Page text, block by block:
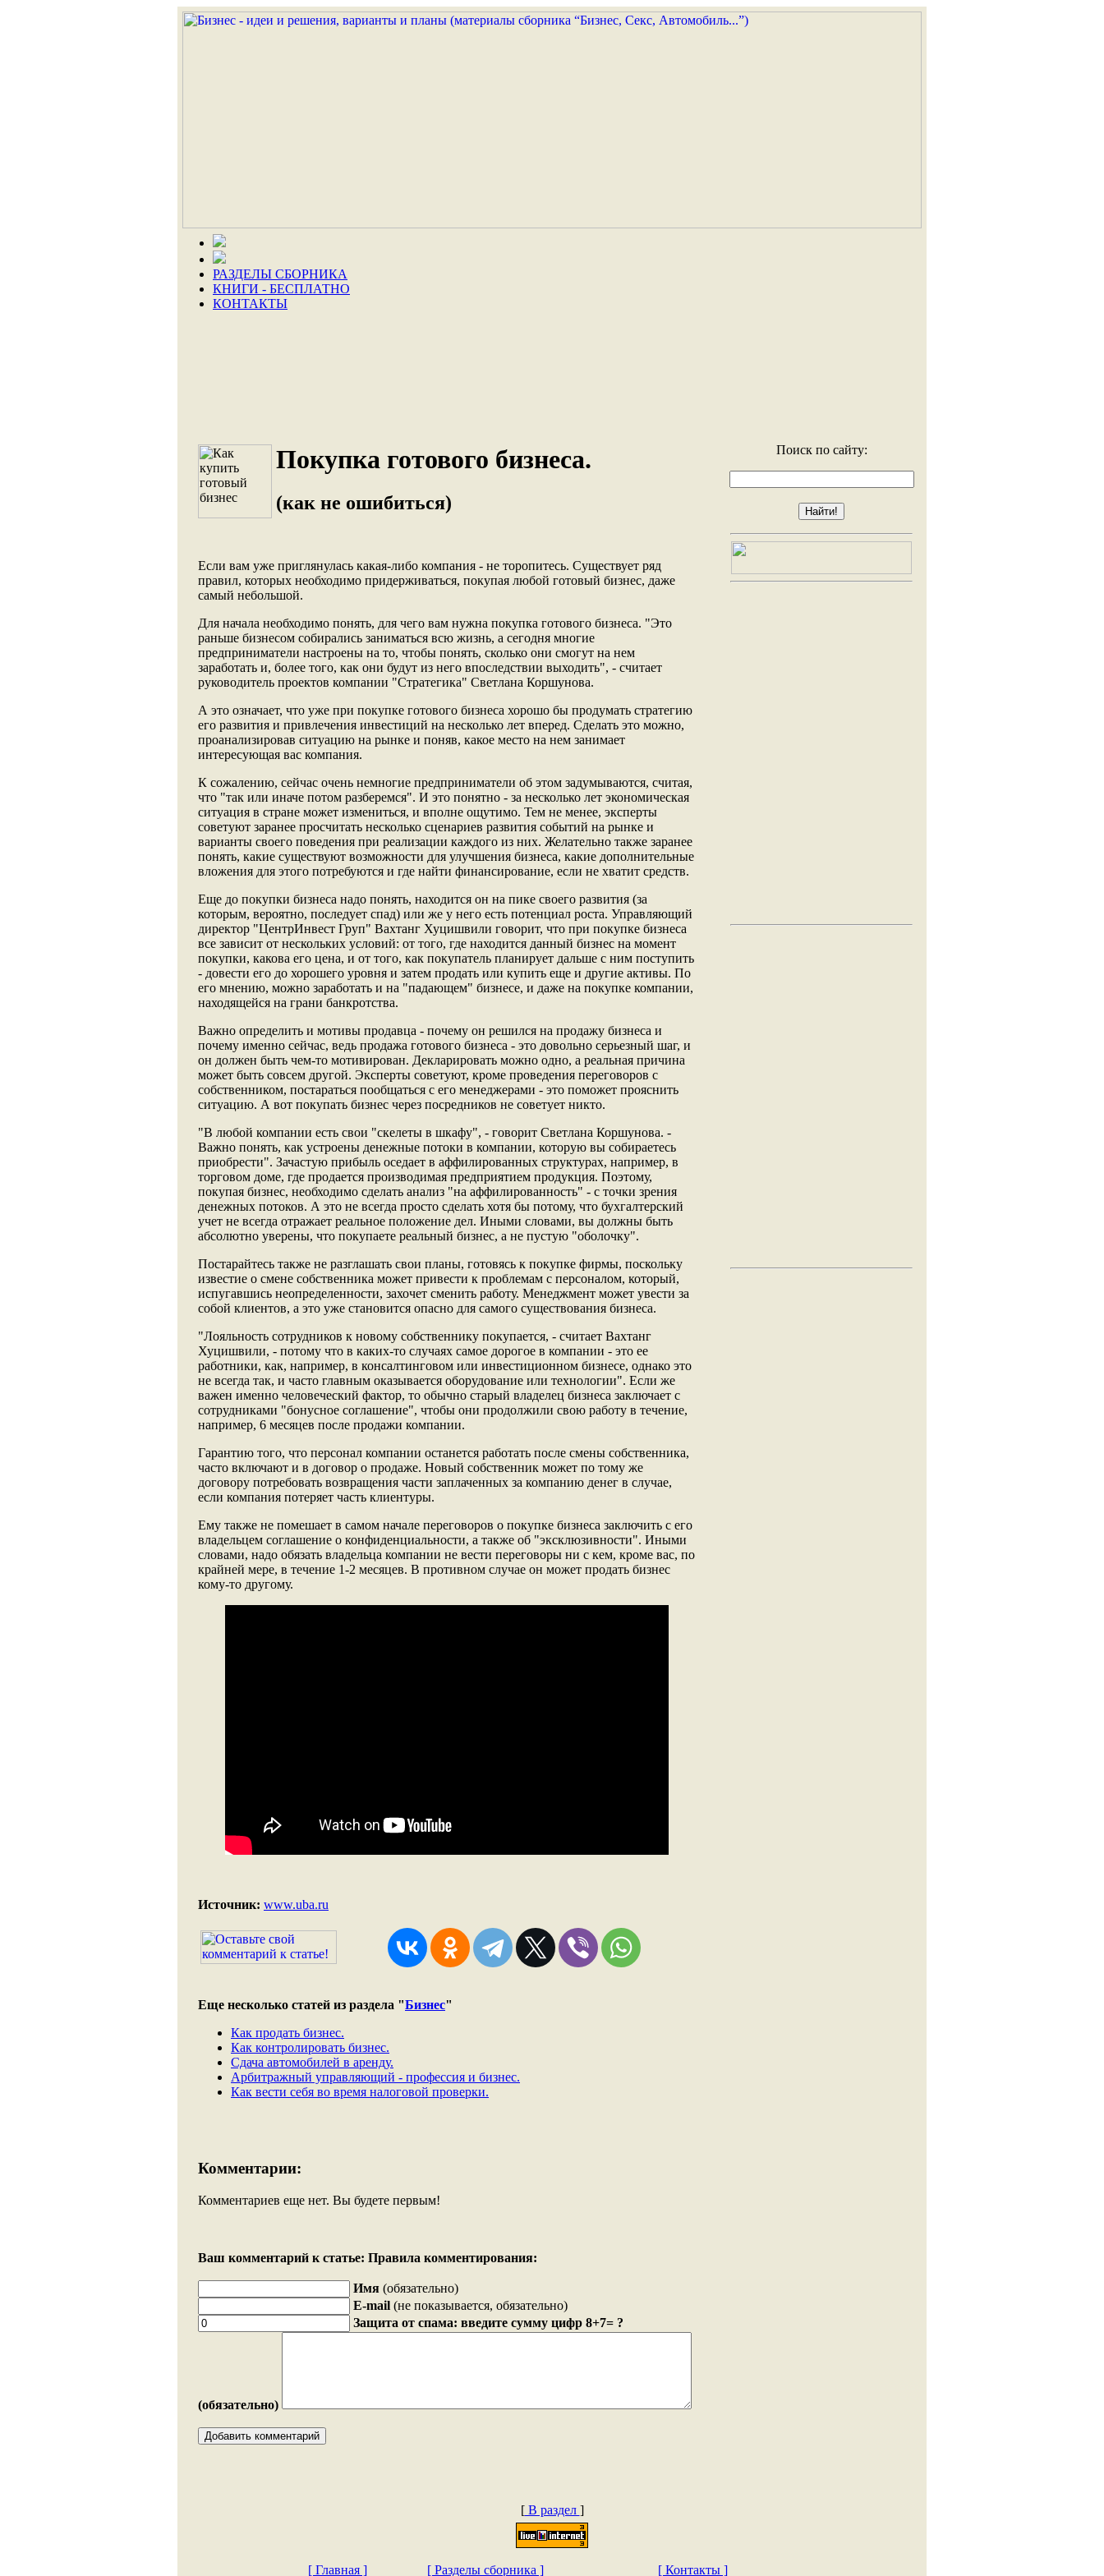
РАЗДЕЛЫ СБОРНИКА
КНИГИ - БЕСПЛАТНО
КОНТАКТЫ
Покупка готового бизнеса.
(как не ошибиться)
Если вам уже приглянулась какая-либо компания - не торопитесь. Существует ряд
правил, которых необходимо придерживаться, покупая любой готовый бизнес, даже
самый небольшой.
Для начала необходимо понять, для чего вам нужна покупка готового бизнеса. "Это
раньше бизнесом собирались заниматься всю жизнь, а сегодня многие
предприниматели настроены на то, чтобы понять, сколько они смогут на нем
заработать и, более того, как они будут из него впоследствии выходить", - считает
руководитель проектов компании "Стратегика" Светлана Коршунова.
А это означает, что уже при покупке готового бизнеса хорошо бы продумать стратегию
его развития и привлечения инвестиций на несколько лет вперед. Сделать это можно,
проанализировав ситуацию на рынке и поняв, какое место на нем занимает
интересующая вас компания.
К сожалению, сейчас очень немногие предприниматели об этом задумываются, считая,
что "так или иначе потом разберемся". И это понятно - за несколько лет экономическая
ситуация в стране может измениться, и вполне ощутимо. Тем не менее, эксперты
советуют заранее просчитать несколько сценариев развития событий на рынке и
варианты своего поведения при реализации каждого из них. Желательно также заранее
понять, какие существуют возможности для улучшения бизнеса, какие дополнительные
вложения для этого потребуются и где найти финансирование, если не хватит средств.
Еще до покупки бизнеса надо понять, находится он на пике своего развития (за
которым, вероятно, последует спад) или же у него есть потенциал роста. Управляющий
директор "ЦентрИнвест Груп" Вахтанг Хуцишвили говорит, что при покупке бизнеса
все зависит от нескольких условий: от того, где находится данный бизнес на момент
покупки, какова его цена, и от того, как покупатель планирует дальше с ним поступить
- довести его до хорошего уровня и затем продать или купить еще и другие активы. По
его мнению, можно заработать и на "падающем" бизнесе, и даже на покупке компании,
находящейся на грани банкротства.
Важно определить и мотивы продавца - почему он решился на продажу бизнеса и
почему именно сейчас, ведь продажа готового бизнеса - это довольно серьезный шаг, и
он должен быть чем-то мотивирован. Декларировать можно одно, а реальная причина
может быть совсем другой. Эксперты советуют, кроме проведения переговоров с
собственником, постараться пообщаться с его менеджерами - это поможет прояснить
ситуацию. А вот покупать бизнес через посредников не советует никто.
"В любой компании есть свои "скелеты в шкафу", - говорит Светлана Коршунова. -
Важно понять, как устроены денежные потоки в компании, которую вы собираетесь
приобрести". Зачастую прибыль оседает в аффилированных структурах, например, в
торговом доме, где продается производимая предприятием продукция. Поэтому,
покупая бизнес, необходимо сделать анализ "на аффилированность" - с точки зрения
денежных потоков. А это не всегда просто сделать хотя бы потому, что бухгалтерский
учет не всегда отражает реальное положение дел. Иными словами, вы должны быть
абсолютно уверены, что покупаете реальный бизнес, а не пустую "оболочку".
Постарайтесь также не разглашать свои планы, готовясь к покупке фирмы, поскольку
известие о смене собственника может привести к проблемам с персоналом, который,
испугавшись неопределенности, захочет сменить работу. Менеджмент может увести за
собой клиентов, а это уже становится опасно для самого существования бизнеса.
"Лояльность сотрудников к новому собственнику покупается, - считает Вахтанг
Хуцишвили, - потому что в каких-то случаях самое дорогое в компании - это ее
работники, как, например, в консалтинговом или инвестиционном бизнесе, однако это
не всегда так, и часто главным оказывается оборудование или технологии". Если же
важен именно человеческий фактор, то обычно старый владелец бизнеса заключает с
сотрудниками "бонусное соглашение", чтобы они продолжили свою работу в течение,
например, 6 месяцев после продажи компании.
Гарантию того, что персонал компании останется работать после смены собственника,
часто включают и в договор о продаже. Новый собственник может по тому же
договору потребовать возвращения части заплаченных за компанию денег в случае,
если компания потеряет часть клиентуры.
Ему также не помешает в самом начале переговоров о покупке бизнеса заключить с его
владельцем соглашение о конфиденциальности, а также об "эксклюзивности". Иными
словами, надо обязать владельца компании не вести переговоры ни с кем, кроме вас, по
крайней мере, в течение 1-2 месяцев. В противном случае он может продать бизнес
кому-то другому.
Источник: www.uba.ru
Еще несколько статей из раздела "Бизнес"
Как продать бизнес.
Как контролировать бизнес.
Сдача автомобилей в аренду.
Арбитражный управляющий - профессия и бизнес.
Как вести себя во время налоговой проверки.
Комментарии:
Комментариев еще нет. Вы будете первым!
Ваш комментарий к статье: Правила комментирования:
Имя (обязательно)
E-mail (не показывается, обязательно)
Защита от спама: введите сумму цифр 8+7= ?
(обязательно)
Поиск по сайту:
[В раздел ]
[ Главная ] [ Разделы сборника ] [ Контакты ]